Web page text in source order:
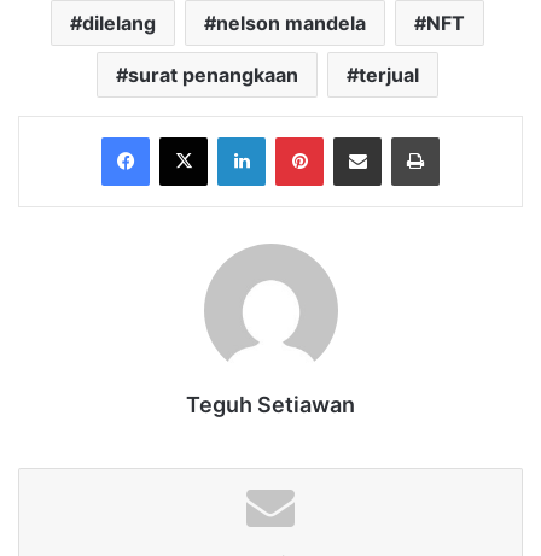
dilelang nelson mandela NFT
surat penangkaan terjual
Facebook
X LinkedInPinterestShare via Email Print
Teguh Setiawan